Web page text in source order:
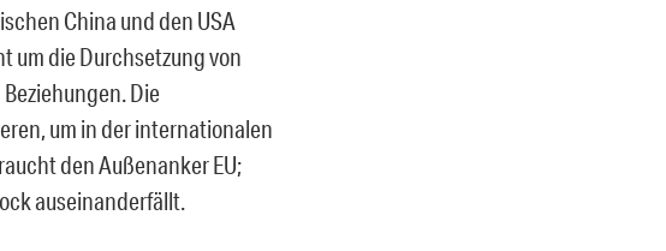
China und den USA
um die Durchsetzung von
Die
um in der internationalen
den Außenanker EU;
auseinanderfällt.